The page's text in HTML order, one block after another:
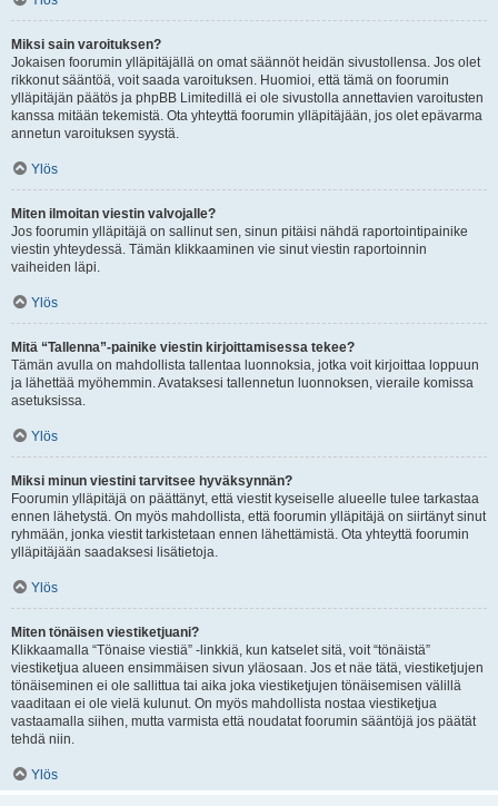
Miksi sain varoituksen?
Jokaisen foorumin ylläpitäjällä on omat säännöt heidän sivustollensa. Jos olet
rikkonut sääntöä, voit saada varoituksen. Huomioi, että tämä on foorumin
ylläpitäjän päätös ja phpBB Limitedillä ei ole sivustolla annettavien varoitusten
kanssa mitään tekemistä. Ota yhteyttä foorumin ylläpitäjään, jos olet epävarma
annetun varoituksen syystä.
Ylös
Miten ilmoitan viestin valvojalle?
Jos foorumin ylläpitäjä on sallinut sen, sinun pitäisi nähdä raportointipainike
viestin yhteydessä. Tämän klikkaaminen vie sinut viestin raportoinnin
vaiheiden läpi.
Ylös
Mitä “Tallenna”-painike viestin kirjoittamisessa tekee?
Tämän avulla on mahdollista tallentaa luonnoksia, jotka voit kirjoittaa loppuun
ja lähettää myöhemmin. Avataksesi tallennetun luonnoksen, vieraile komissa
asetuksissa.
Ylös
Miksi minun viestini tarvitsee hyväksynnän?
Foorumin ylläpitäjä on päättänyt, että viestit kyseiselle alueelle tulee tarkastaa
ennen lähetystä. On myös mahdollista, että foorumin ylläpitäjä on siirtänyt sinut
ryhmään, jonka viestit tarkistetaan ennen lähettämistä. Ota yhteyttä foorumin
ylläpitäjään saadaksesi lisätietoja.
Ylös
Miten tönäisen viestiketjuani?
Klikkaamalla “Tönaise viestiä” -linkkiä, kun katselet sitä, voit “tönäistä”
viestiketjua alueen ensimmäisen sivun yläosaan. Jos et näe tätä, viestiketjujen
tönäiseminen ei ole sallittua tai aika joka viestiketjujen tönäisemisen välillä
vaaditaan ei ole vielä kulunut. On myös mahdollista nostaa viestiketjua
vastaamalla siihen, mutta varmista että noudatat foorumin sääntöjä jos päätät
tehdä niin.
Ylös